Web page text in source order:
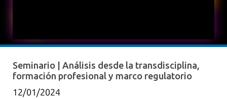
Seminario | Análisis desde la transdisciplina,
formación profesional y marco regulatorio
12/01/2024